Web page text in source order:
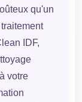
qu'un
IDF,
votre